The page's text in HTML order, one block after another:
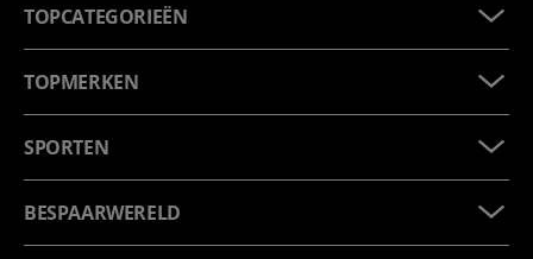
TOPCATEGORIEËN
TOPMERKEN
SPORTEN
BESPAARWERELD